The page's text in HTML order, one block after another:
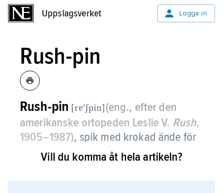
Uppslagsverket Logga in
Rush-pin
Rush-pin [rɐʹʃpin](eng., efter den
amerikanske ortopeden Leslie V. Rush,
1905–1987), spik med krokad ände för
operation (osteosyntes) av frakturer i
Vill du komma åt hela artikeln?